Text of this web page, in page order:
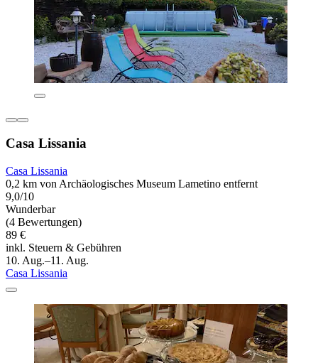
Casa Lissania
Casa Lissania
0,2 km von Archäologisches Museum Lametino entfernt
9,0/10
Wunderbar
(4 Bewertungen)
89 €
inkl. Steuern & Gebühren
10. Aug.–11. Aug.
Casa Lissania